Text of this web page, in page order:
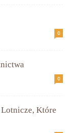
0
0
Które